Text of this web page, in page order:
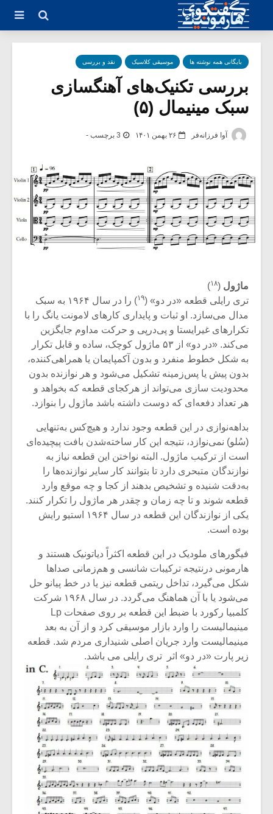
بایگانی همه نوشته ها موسیقی کلاسیک نقد و بررسی
بررسی تکنیک‌های آهنگسازی
سبک مینیمال (۵)
آوا فرزانه‌فر ۲۶ بهمن ۱۴۰۱ 3 برچسب -
ماژول (۱۸)
تری رایلی قطعه «در دو» (۱۹
) را در سال ۱۹۶۴ به سبک
مدال می‌سازد. او ثبات و پایداری کارهای لامونت یانگ را با
تکرارهای غیرایستا و پی‌درپی و حرکت مداوم جایگزین
می‌کند. «در دو» از ۵۳ ماژول کوچک، ساده و قابل تکرار
به شکل خطوط منفرد و بدون آکمپایمان یا همراهی‌کننده،
بدون پیش یا پس‌زمینه تشکیل می‌شود و هر نوازنده بدون
محدودیت سازی می‌تواند از هرکجای قطعه که بخواهد و
هر تعداد دفعه‌ای که دوست داشته باشد ماژول را بنوازد.
بداهه‌نوازی در این قطعه وجود ندارد و هیچ‌کس به‌تنهایی
(سُلو) نمی‌نوازد، نتیجه این کار ساخته‌شدن بافت پیچیده‌ای
است از ترکیب ماژول. البته نواختن این قطعه نیاز به
نوازندگان متبحری دارد تا بتوانند کار سایر نوازنده‌ها را
به‌دقت شنیده و تشخیص بدهند از کجا و چه موقع وارد
قطعه شوند و تا چه زمان و چقدر هر ماژول را تکرار کنند.
یکی از نوازندگان این قطعه در سال ۱۹۶۴ استیو رایش
بوده است.
فیگورهای ملودیک در این قطعه اکثراً دیاتونیک هستند و
هارمونی درنتیجه ترکیبات شانسی و هم‌زمانی صداها
شکل می‌گیرد، تداخل ریتمی قطعه نیز یا در خط پیانو حل
می‌شود یا با آن هماهنگ می‌گردد. در سال ۱۹۶۸ شرکت
کلمبیا رکورد با ضبط این قطعه بر روی صفحات Lp
مینیمالیست را وارد بازار موسیقی کرد و از آن به بعد
مینیمالیست وارد جریان اصلی شنیداری مردم شد. قطعه
زیر پارت «در دو» اثر تری رایلی می باشد.
میکلوش روژا
یادداشتی بر موسیقی
متن فیلم «متری
موریس ژار
دوره
موسیقی